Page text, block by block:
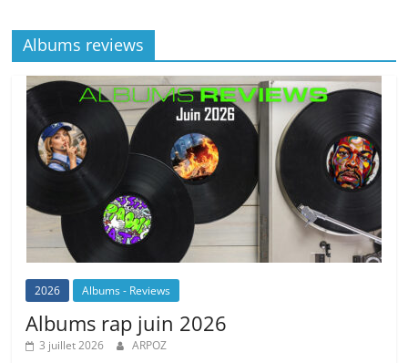
o
k
at
Albums reviews
2026 Albums - Reviews
Albums rap juin 2026
3 juillet 2026 ARPOZ